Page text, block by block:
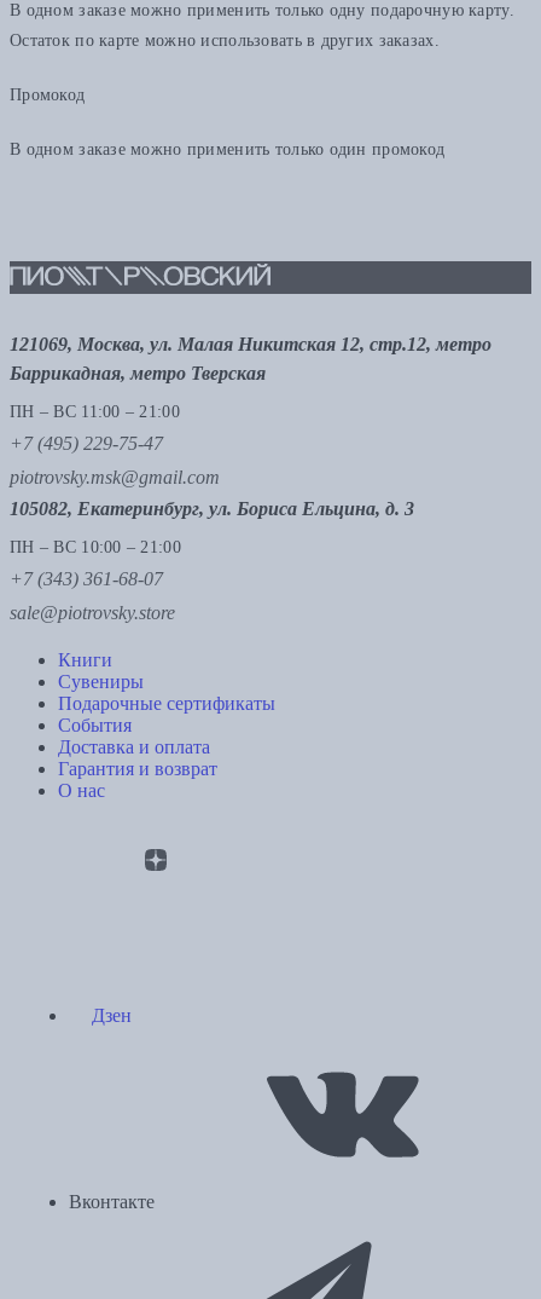
В одном заказе можно применить только одну подарочную карту.
Остаток по карте можно использовать в других заказах.
Промокод
В одном заказе можно применить только один промокод
121069, Москва, ул. Малая Никитская 12, стр.12, метро
Баррикадная, метро Тверская
ПН – ВС 11:00 – 21:00
+7 (495) 229-75-47
piotrovsky.msk@gmail.com
105082, Екатеринбург, ул. Бориса Ельцина, д. 3
ПН – ВС 10:00 – 21:00
+7 (343) 361-68-07
sale@piotrovsky.store
Книги
Сувениры
Подарочные сертификаты
События
Доставка и оплата
Гарантия и возврат
О нас
Дзен
Вконтакте